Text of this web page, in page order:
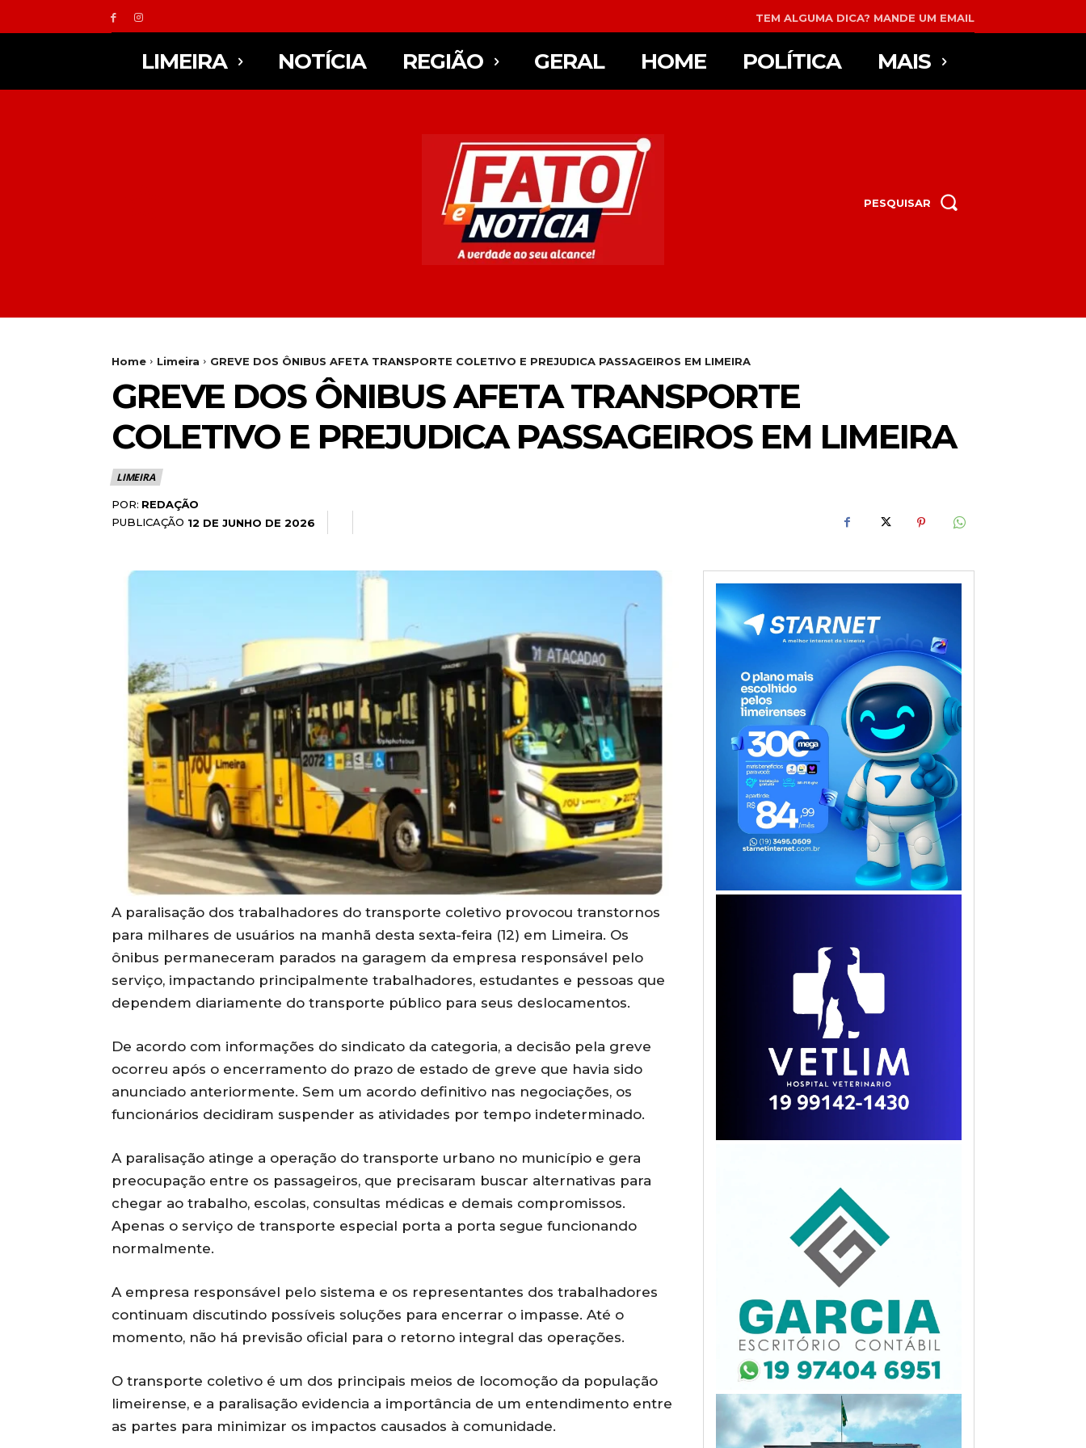
TEM ALGUMA DICA? MANDE UM EMAIL
LIMEIRA NOTÍCIA REGIÃO GERAL HOME POLÍTICA MAIS
PESQUISAR
Home Limeira GREVE DOS ÔNIBUS AFETA TRANSPORTE COLETIVO E PREJUDICA PASSAGEIROS EM LIMEIRA
GREVE DOS ÔNIBUS AFETA TRANSPORTE
COLETIVO E PREJUDICA PASSAGEIROS EM LIMEIRA
LIMEIRA
POR: REDAÇÃO
PUBLICAÇÃO 12 DE JUNHO DE 2026
A paralisação dos trabalhadores do transporte coletivo provocou transtornos
para milhares de usuários na manhã desta sexta-feira (12) em Limeira. Os
ônibus permaneceram parados na garagem da empresa responsável pelo
serviço, impactando principalmente trabalhadores, estudantes e pessoas que
dependem diariamente do transporte público para seus deslocamentos.
De acordo com informações do sindicato da categoria, a decisão pela greve
ocorreu após o encerramento do prazo de estado de greve que havia sido
anunciado anteriormente. Sem um acordo definitivo nas negociações, os
funcionários decidiram suspender as atividades por tempo indeterminado.
A paralisação atinge a operação do transporte urbano no município e gera
preocupação entre os passageiros, que precisaram buscar alternativas para
chegar ao trabalho, escolas, consultas médicas e demais compromissos.
Apenas o serviço de transporte especial porta a porta segue funcionando
normalmente.
A empresa responsável pelo sistema e os representantes dos trabalhadores
continuam discutindo possíveis soluções para encerrar o impasse. Até o
momento, não há previsão oficial para o retorno integral das operações.
O transporte coletivo é um dos principais meios de locomoção da população
limeirense, e a paralisação evidencia a importância de um entendimento entre
as partes para minimizar os impactos causados à comunidade.